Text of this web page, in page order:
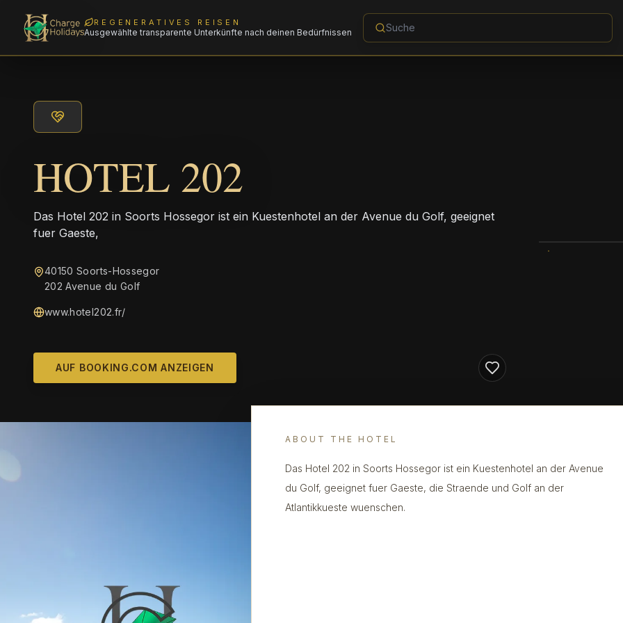
REGENERATIVES REISEN
Ausgewählte transparente Unterkünfte nach deinen Bedürfnissen
HOTEL 202
Das Hotel 202 in Soorts Hossegor ist ein Kuestenhotel an der Avenue du Golf, geeignet
fuer Gaeste,
40150 Soorts-Hossegor
202 Avenue du Golf
www.hotel202.fr/
AUF BOOKING.COM ANZEIGEN
ABOUT THE HOTEL
Das Hotel 202 in Soorts Hossegor ist ein Kuestenhotel an der Avenue
du Golf, geeignet fuer Gaeste, die Straende und Golf an der
Atlantikkueste wuenschen.